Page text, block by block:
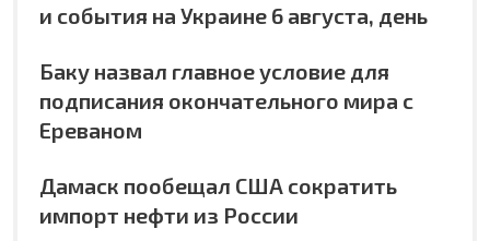
и события на Украине 6 августа, день
Баку назвал главное условие для
подписания окончательного мира с
Ереваном
Дамаск пообещал США сократить
импорт нефти из России